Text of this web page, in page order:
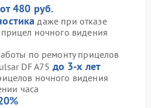
от 480 руб.
даже при отказе
ночного видения
по ремонту прицелов
DF A75 до 3-х лет
ночного видения
часа